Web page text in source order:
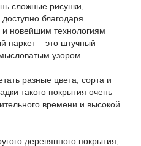
сложные рисунки,
благодаря
новейшим технологиям
паркет – это штучный
узором.
разные цвета, сорта и
такого покрытия очень
времени и высокой
деревянного покрытия,